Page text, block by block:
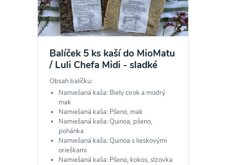
Balíček 5 ks kaší do MioMatu
/ Luli Chefa Midi - sladké
Obsah balíčku:
Namiešaná kaša: Biely cirok a modrý
mak
Namiešaná kaša: Pšeno, mak
Namiešaná kaša: Quinoa, pšeno,
pohánka
Namiešaná kaša: Quinoa s lieskovými
orieškami
Namiešaná kaša: Pšeno, kokos, slzovka